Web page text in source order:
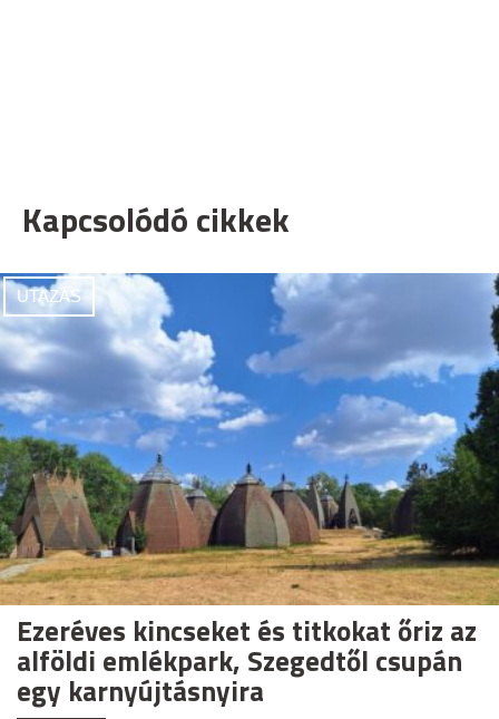
Kapcsolódó cikkek
UTAZÁS
Ezeréves kincseket és titkokat őriz az
alföldi emlékpark, Szegedtől csupán
egy karnyújtásnyira